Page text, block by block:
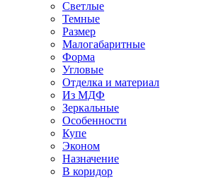
Светлые
Темные
Размер
Малогабаритные
Форма
Угловые
Отделка и материал
Из МДФ
Зеркальные
Особенности
Купе
Эконом
Назначение
В коридор